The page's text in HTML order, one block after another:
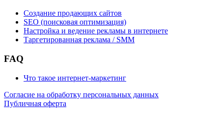
Создание продающих сайтов
SEO (поисковая оптимизация)
Настройка и ведение рекламы в интернете
Таргетированная реклама / SMM
FAQ
Что такое интернет-маркетинг
Согласие на обработку персональных данных
Публичная оферта